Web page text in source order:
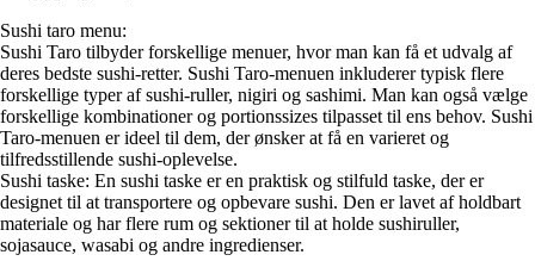
Sushi taro menu:
Sushi Taro tilbyder forskellige menuer, hvor man kan få et udvalg af
deres bedste sushi-retter. Sushi Taro-menuen inkluderer typisk flere
forskellige typer af sushi-ruller, nigiri og sashimi. Man kan også vælge
forskellige kombinationer og portionssizes tilpasset til ens behov. Sushi
Taro-menuen er ideel til dem, der ønsker at få en varieret og
tilfredsstillende sushi-oplevelse.
Sushi taske: En sushi taske er en praktisk og stilfuld taske, der er
designet til at transportere og opbevare sushi. Den er lavet af holdbart
materiale og har flere rum og sektioner til at holde sushiruller,
sojasauce, wasabi og andre ingredienser.